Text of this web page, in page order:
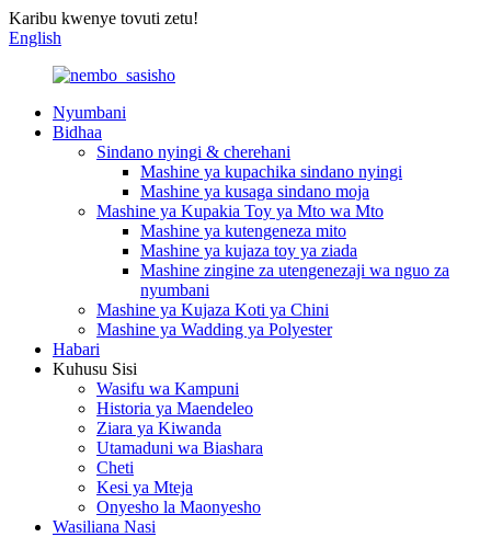
Karibu kwenye tovuti zetu!
English
Nyumbani
Bidhaa
Sindano nyingi & cherehani
Mashine ya kupachika sindano nyingi
Mashine ya kusaga sindano moja
Mashine ya Kupakia Toy ya Mto wa Mto
Mashine ya kutengeneza mito
Mashine ya kujaza toy ya ziada
Mashine zingine za utengenezaji wa nguo za
nyumbani
Mashine ya Kujaza Koti ya Chini
Mashine ya Wadding ya Polyester
Habari
Kuhusu Sisi
Wasifu wa Kampuni
Historia ya Maendeleo
Ziara ya Kiwanda
Utamaduni wa Biashara
Cheti
Kesi ya Mteja
Onyesho la Maonyesho
Wasiliana Nasi